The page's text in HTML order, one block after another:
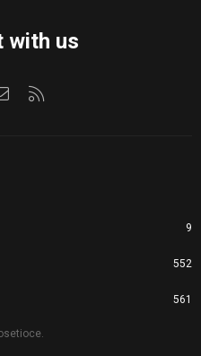
with us
Kontaktirajte nas
9
552
561